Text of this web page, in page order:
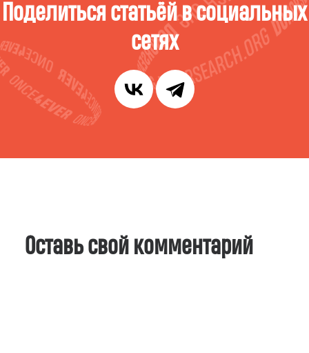
Поделиться статьёй в социальных
сетях
Оставь свой комментарий